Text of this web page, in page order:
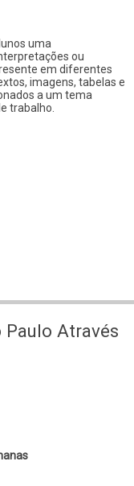
uma
ou
em diferentes
imagens, tabelas e
a um tema
trabalho.
Através